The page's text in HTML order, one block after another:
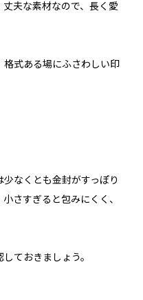
夫な素材なので、長く愛
格式ある場にふさわしい印
なくとも金封がすっぽり
さすぎると包みにくく、
ておきましょう。